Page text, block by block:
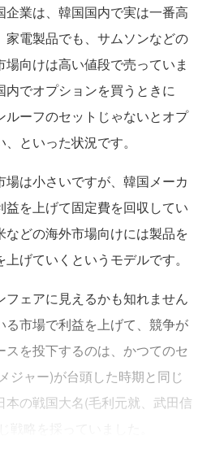
企業は、韓国国内で実は一番高
家電製品でも、サムソンなどの
向けは高い値段で売っていま
でオプションを買うときに
ルーフのセットじゃないとオプ
といった状況です。
は小さいですが、韓国メーカ
益を上げて固定費を回収してい
などの海外市場向けには製品を
げていくというモデルです。
ェアに見えるかも知れません
る市場で利益を上げて、競争が
を投下するのは、かつてのセ
ジャー)が台頭した時期と同じ
本の戦国大名(毛利元就、武田信